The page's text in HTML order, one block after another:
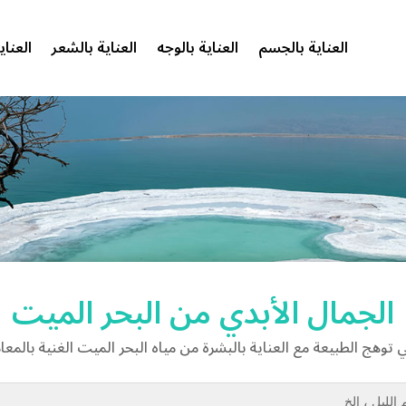
العناية بالجسم العناية بالوجه العناية بالشعر
الجمال الأبدي من البحر الميت
توهج الطبيعة مع العناية بالبشرة من مياه البحر الميت الغنية